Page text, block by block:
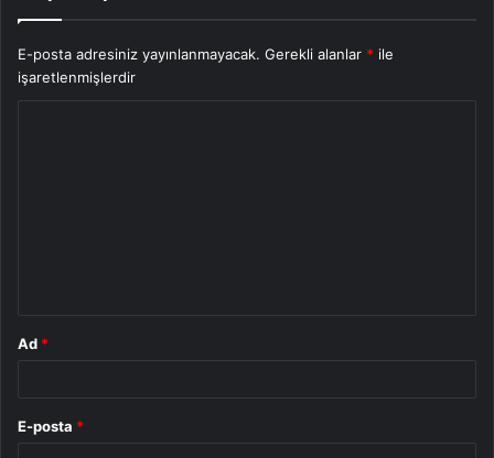
E-posta adresiniz yayınlanmayacak. Gerekli alanlar * ile
işaretlenmişlerdir
Ad *
E-posta *